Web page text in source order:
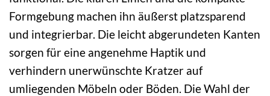
Formgebung machen ihn äußerst platzsparend
und integrierbar. Die leicht abgerundeten Kanten
sorgen für eine angenehme Haptik und
verhindern unerwünschte Kratzer auf
umliegenden Möbeln oder Böden. Die Wahl der